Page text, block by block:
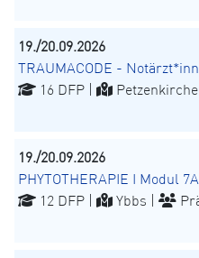
19./20.09.2026
TRAUMACODE -
16 DFP |
19./20.09.2026
PHYTOTHERAPIE I Modul
12 DFP |
Ybbs |